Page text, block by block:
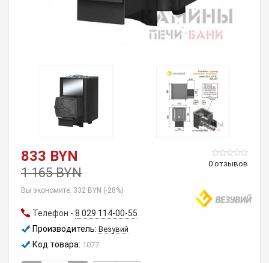
0 отзывов
833 BYN
1 165 BYN
Вы экономите: 332 BYN (-28%)
Телефон - 8 029 114-00-55
Производитель: Везувий
Код товара: 1077